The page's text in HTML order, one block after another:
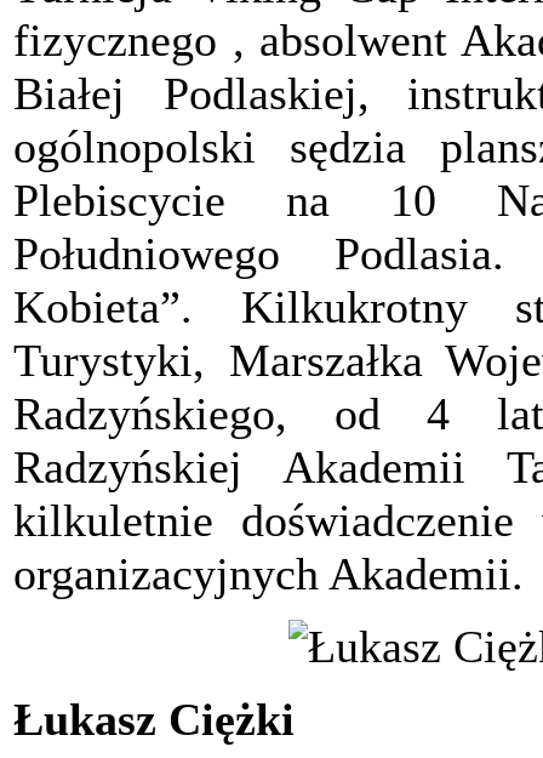
fizycznego , absolwent
Białej Podlaskiej,
ogólnopolski sędzia
Plebiscycie na 10
Południowego
Kobieta”. Kilkukrotny
Turystyki, Marszałka
Radzyńskiego, od 4
Radzyńskiej Akademii
kilkuletnie doświadczenie
organizacyjnych Akademii.
Łukasz Ciężki